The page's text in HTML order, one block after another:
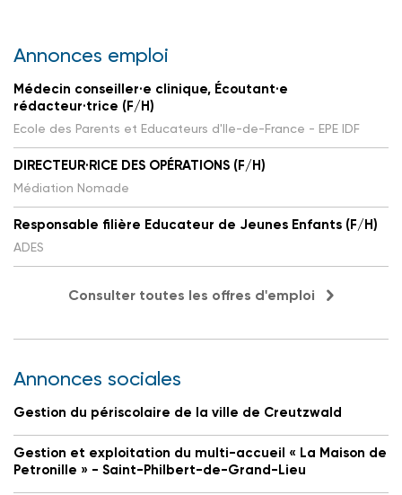
Annonces emploi
Médecin conseiller·e clinique, Écoutant·e
rédacteur·trice (F/H)
Ecole des Parents et Educateurs d'Ile-de-France - EPE IDF
DIRECTEUR·RICE DES OPÉRATIONS (F/H)
Médiation Nomade
Responsable filière Educateur de Jeunes Enfants (F/H)
ADES
Consulter toutes les offres d'emploi
Annonces sociales
Gestion du périscolaire de la ville de Creutzwald
Gestion et exploitation du multi-accueil « La Maison de
Petronille » - Saint-Philbert-de-Grand-Lieu